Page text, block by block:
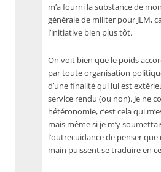
m’a fourni la substance de
générale de militer pour JLM,
l’initiative bien plus tôt.
On voit bien que le poids
par toute organisation
d’une finalité qui lui est
service rendu (ou non). Je ne
hétéronomie, c’est cela qui
mais même si je m’y
l’outrecuidance de penser
main puissent se traduire en